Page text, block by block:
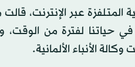
المتلفزة عبر الإنترنت،
حياتنا لفترة من
الأنباء الألمانية.